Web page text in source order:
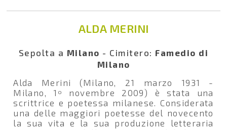
ALDA MERINI
Sepolta a Milano - Cimitero: Famedio di
Milano
Alda Merini (Milano, 21 marzo 1931 -
Milano, 1º novembre 2009) è stata una
scrittrice e poetessa milanese. Considerata
una delle maggiori poetesse del novecento
la sua vita e la sua produzione letteraria